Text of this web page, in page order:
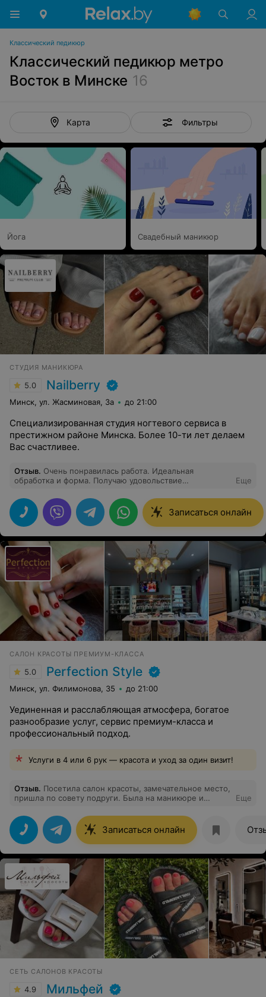
Классический педикюр
Классический педикюр метро
Восток в Минске 16
Карта Фильтры
Йога Свадебный маникюр
СТУДИЯ МАНИКЮРА
5.0 Nailberry
Минск, ул. Жасминовая, 3а до 21:00
Специализированная студия ногтевого сервиса в
престижном районе Минска. Более 10-ти лет делаем
Вас счастливее.
Отзыв. Очень понравилась работа. Идеальная
обработка и форма. Получаю удовольствие
Еще
Записаться онлайн
САЛОН КРАСОТЫ ПРЕМИУМ-КЛАССА
5.0 Perfection Style
Минск, ул. Филимонова, 35 до 21:00
Уединенная и расслабляющая атмосфера, богатое
разнообразие услуг, сервис премиум-класса и
профессиональный подход.
Услуги в 4 или 6 рук — красота и уход за один визит!
Отзыв. Посетила салон красоты, замечательное место,
пришла по совету подруги. Была на маникюре и
перчатки и носочки спа вместе с процедурой сделала.
Сервис также порадовал. Спасибо за услуги.
Еще
Записаться онлайн
СЕТЬ САЛОНОВ КРАСОТЫ
4.9 Мильфей